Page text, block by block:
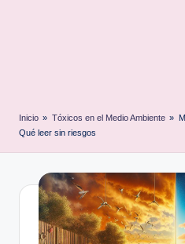
Inicio » Tóxicos en el Medio Ambiente »
Qué leer sin riesgos